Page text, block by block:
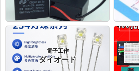
電子工作
ダイオード